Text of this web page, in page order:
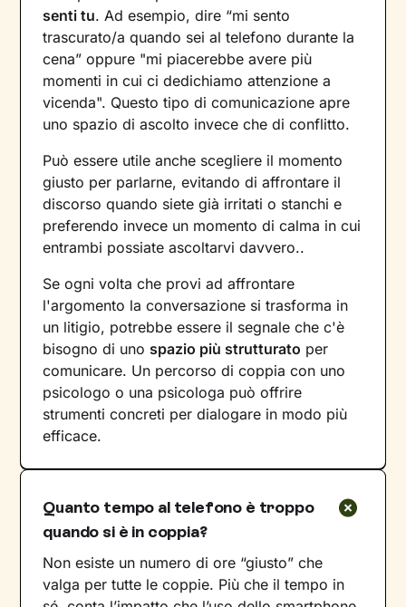
senti tu. Ad esempio, dire “mi sento
trascurato/a quando sei al telefono durante la
cena” oppure "mi piacerebbe avere più
momenti in cui ci dedichiamo attenzione a
vicenda". Questo tipo di comunicazione apre
uno spazio di ascolto invece che di conflitto.
Può essere utile anche scegliere il momento
giusto per parlarne, evitando di affrontare il
discorso quando siete già irritati o stanchi e
preferendo invece un momento di calma in cui
entrambi possiate ascoltarvi davvero..
Se ogni volta che provi ad affrontare
l'argomento la conversazione si trasforma in
un litigio, potrebbe essere il segnale che c'è
bisogno di uno spazio più strutturato per
comunicare. Un percorso di coppia con uno
psicologo o una psicologa può offrire
strumenti concreti per dialogare in modo più
efficace.
Quanto tempo al telefono è troppo
quando si è in coppia?
Non esiste un numero di ore “giusto” che
valga per tutte le coppie. Più che il tempo in